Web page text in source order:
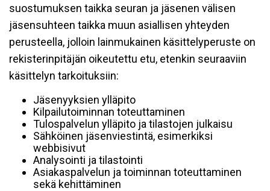
suostumuksen taikka seuran ja jäsenen välisen
jäsensuhteen taikka muun asiallisen yhteyden
perusteella, jolloin lainmukainen käsittelyperuste on
rekisterinpitäjän oikeutettu etu, etenkin seuraaviin
käsittelyn tarkoituksiin:
Jäsenyyksien ylläpito
Kilpailutoiminnan toteuttaminen
Tulospalvelun ylläpito ja tilastojen julkaisu
Sähköinen jäsenviestintä, esimerkiksi
webbisivut
Analysointi ja tilastointi
Asiakaspalvelun ja toiminnan toteuttaminen
sekä kehittäminen